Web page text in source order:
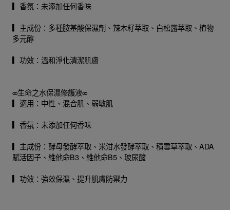
▎香氛：未添加任何香味
▎主成份：多種胺基酸保濕劑、辣木籽萃取、白松露萃取、植物
多元醇
▎功效：溫和淨化清潔肌膚
∞生命之水保濕修護液∞
▎適用：中性、混合肌、弱敏肌
▎香氛：未添加任何香味
▎主成份：酵母發酵萃取、米泔水發酵萃取、積雪草萃取、ADA
賦活因子、維他命B3、維他命B5、玻尿酸
▎功效：強效保濕、提升肌膚防禦力